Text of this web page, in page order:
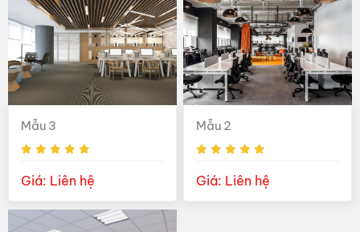
Mẫu 3
Giá: Liên hệ
Mẫu 2
Giá: Liên hệ